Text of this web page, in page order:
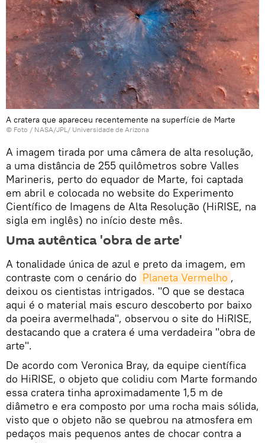
A cratera que apareceu recentemente na superfície de Marte
© Foto / NASA/JPL/ Universidade de Arizona
A imagem tirada por uma câmera de alta resolução,
a uma distância de 255 quilômetros sobre Valles
Marineris, perto do equador de Marte, foi captada
em abril e colocada no website do Experimento
Científico de Imagens de Alta Resolução (HiRISE, na
sigla em inglês) no início deste mês.
Uma autêntica 'obra de arte'
A tonalidade única de azul e preto da imagem, em
contraste com o cenário do Planeta Vermelho ,
deixou os cientistas intrigados. "O que se destaca
aqui é o material mais escuro descoberto por baixo
da poeira avermelhada", observou o site do HiRISE,
destacando que a cratera é uma verdadeira "obra de
arte".
De acordo com Veronica Bray, da equipe científica
do HiRISE, o objeto que colidiu com Marte formando
essa cratera tinha aproximadamente 1,5 m de
diâmetro e era composto por uma rocha mais sólida,
visto que o objeto não se quebrou na atmosfera em
pedaços mais pequenos antes de chocar contra a